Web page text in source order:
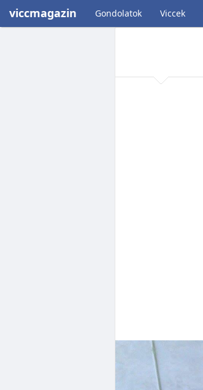
viccmagazin Gondolatok Viccek